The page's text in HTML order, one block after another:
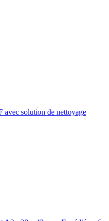
avec solution de nettoyage